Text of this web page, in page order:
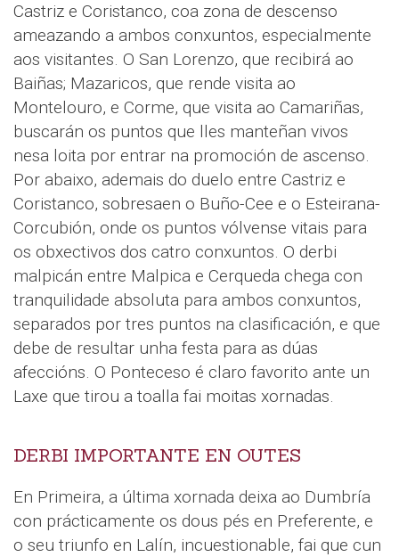
Castriz e Coristanco, coa zona de descenso
ameazando a ambos conxuntos, especialmente
aos visitantes. O San Lorenzo, que recibirá ao
Baiñas; Mazaricos, que rende visita ao
Montelouro, e Corme, que visita ao Camariñas,
buscarán os puntos que lles manteñan vivos
nesa loita por entrar na promoción de ascenso.
Por abaixo, ademais do duelo entre Castriz e
Coristanco, sobresaen o Buño-Cee e o Esteirana-
Corcubión, onde os puntos vólvense vitais para
os obxectivos dos catro conxuntos. O derbi
malpicán entre Malpica e Cerqueda chega con
tranquilidade absoluta para ambos conxuntos,
separados por tres puntos na clasificación, e que
debe de resultar unha festa para as dúas
afeccións. O Ponteceso é claro favorito ante un
Laxe que tirou a toalla fai moitas xornadas.
DERBI IMPORTANTE EN OUTES
En Primeira, a última xornada deixa ao Dumbría
con prácticamente os dous pés en Preferente, e
o seu triunfo en Lalín, incuestionable, fai que cun